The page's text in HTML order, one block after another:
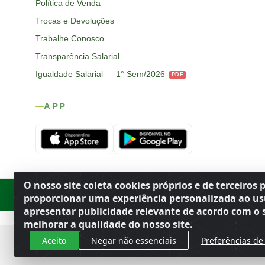
O nosso site coleta cookies próprios e de terceiros
proporcionar uma experiência personalizada ao
apresentar publicidade relevante de acordo com o
melhorar a qualidade do nosso site.
Aceito Negar não essenciais Preferências de
Política de Venda
Trocas e Devoluções
Trabalhe Conosco
Transparência Salarial
Igualdade Salarial — 1° Sem/2026
PDF
APP
Rod. SP-215, s/n, km 98 — Área Rural Porto Ferreira/ ·